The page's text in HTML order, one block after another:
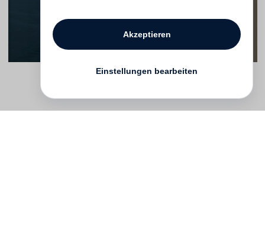
Akzeptieren
Einstellungen bearbeiten